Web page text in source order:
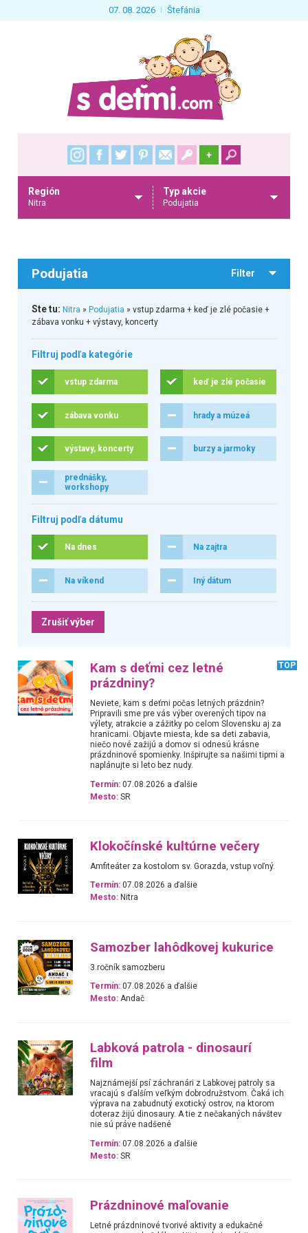
07. 08. 2026 Štefánia
+
Región
Nitra
Typ akcie
Podujatia
Podujatia Filter
Ste tu: Nitra » Podujatia » vstup zdarma + keď je zlé počasie +
zábava vonku + výstavy, koncerty
Filtruj podľa kategórie
vstup zdarma keď je zlé počasie
zábava vonku hrady a múzeá
výstavy, koncerty burzy a jarmoky
prednášky,
workshopy
Filtruj podľa dátumu
Na dnes Na zajtra
Na víkend Iný dátum
Zrušiť výber
Kam s deťmi cez letné
prázdniny?
TOP
Neviete, kam s deťmi počas letných prázdnin?
Pripravili sme pre vás výber overených tipov na
výlety, atrakcie a zážitky po celom Slovensku aj za
hranicami. Objavte miesta, kde sa deti zabavia,
niečo nové zažijú a domov si odnesú krásne
prázdninové spomienky. Inšpirujte sa našimi tipmi a
naplánujte si leto bez nudy.
Termín: 07.08.2026 a ďalšie
Mesto: SR
Klokočínské kultúrne večery
Amfiteáter za kostolom sv. Gorazda, vstup voľný.
Termín: 07.08.2026 a ďalšie
Mesto: Nitra
Samozber lahôdkovej kukurice
3.ročník samozberu
Termín: 07.08.2026 a ďalšie
Mesto: Andač
Labková patrola - dinosaurí
film
Najznámejší psí záchranári z Labkovej patroly sa
vracajú s ďalším veľkým dobrodružstvom. Čaká ich
výprava na zabudnutý exotický ostrov, na ktorom
doteraz žijú dinosaury. A tie z nečakaných návštev
nie sú práve nadšené
Termín: 07.08.2026 a ďalšie
Mesto: SR
Prázdninové maľovanie
Letné prázdninové tvorivé aktivity a edukačné